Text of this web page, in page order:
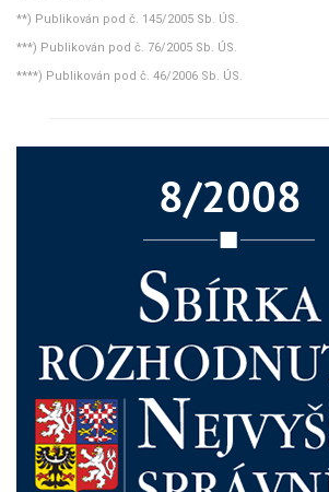
**) Publikován pod č. 145/2005 Sb. ÚS.
***) Publikován pod č. 76/2005 Sb. ÚS.
****) Publikován pod č. 46/2006 Sb. ÚS.